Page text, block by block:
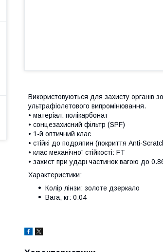
Використовуються для захисту органів
ультрафіолетового випромінювання.
• матеріал: полікарбонат
• сонцезахисний фільтр (SPF)
• 1-й оптичний клас
• стійкі до подряпин (покриття Anti-
• клас механічної стійкості: FT
• захист при ударі частинок вагою до
Характеристики:
Колір лінзи: золоте дзеркало
Вага, кг: 0.04